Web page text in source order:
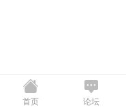
首页 论坛